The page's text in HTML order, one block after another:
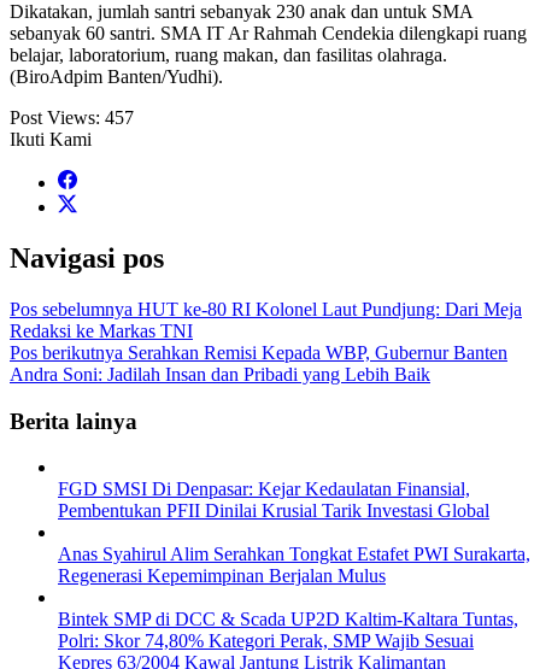
Dikatakan, jumlah santri sebanyak 230 anak dan untuk SMA
sebanyak 60 santri. SMA IT Ar Rahmah Cendekia dilengkapi ruang
belajar, laboratorium, ruang makan, dan fasilitas olahraga.
(BiroAdpim Banten/Yudhi).
Post Views: 457
Ikuti Kami
Navigasi pos
Pos sebelumnya HUT ke-80 RI Kolonel Laut Pundjung: Dari Meja
Redaksi ke Markas TNI
Pos berikutnya Serahkan Remisi Kepada WBP, Gubernur Banten
Andra Soni: Jadilah Insan dan Pribadi yang Lebih Baik
Berita lainya
FGD SMSI Di Denpasar: Kejar Kedaulatan Finansial,
Pembentukan PFII Dinilai Krusial Tarik Investasi Global
Anas Syahirul Alim Serahkan Tongkat Estafet PWI Surakarta,
Regenerasi Kepemimpinan Berjalan Mulus
Bintek SMP di DCC & Scada UP2D Kaltim-Kaltara Tuntas,
Polri: Skor 74,80% Kategori Perak, SMP Wajib Sesuai
Kepres 63/2004 Kawal Jantung Listrik Kalimantan